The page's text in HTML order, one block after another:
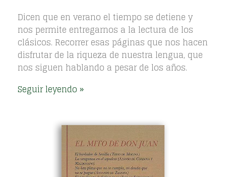
Dicen que en verano el tiempo se detiene y
nos permite entregarnos a la lectura de los
clásicos. Recorrer esas páginas que nos hacen
disfrutar de la riqueza de nuestra lengua, que
nos siguen hablando a pesar de los años.
Seguir leyendo